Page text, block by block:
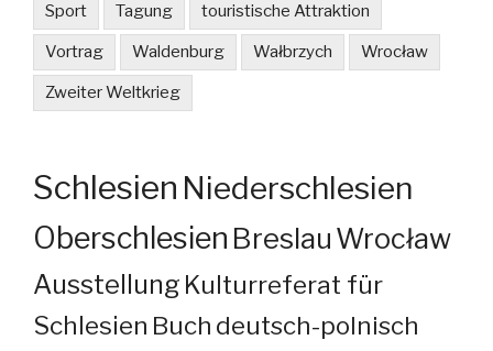
Sport Tagung touristische Attraktion
Vortrag Waldenburg Wałbrzych Wrocław
Zweiter Weltkrieg
Schlesien Niederschlesien
Oberschlesien Breslau Wrocław
Ausstellung Kulturreferat für
Schlesien Buch deutsch-polnisch